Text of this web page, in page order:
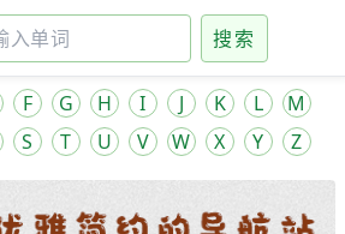
搜索
F G H I J K L
M
S T U V W X Y Z